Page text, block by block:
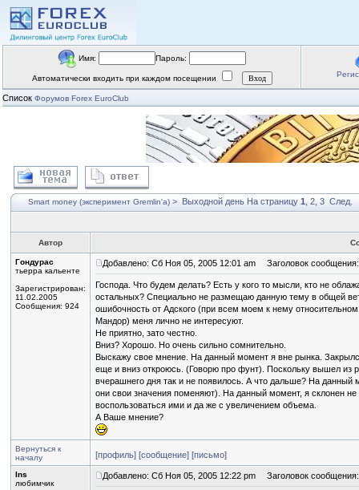
Имя: Пароль:
Автоматически входить при каждом посещении
Список Форумов Forex EuroClub
Smart money (эксперимент Gremlin'a) > Выходной день На страницу 1 2 3 След.
Автор
Гондурас
тьерра кальенте
Зарегистрирован:
11.02.2005
Сообщения: 924
Добавлено: Сб Ноя 05, 2005 12:01 am Заголовок
Господа. Что будем делать? Есть у кого то мысли, кто не
остальных? Специально не размещаю данную тему в общей
ошибочность от Адского (при всем моем к нему
Мандор) меня лично не интересуют.
Не приятно, зато честно.
Вниз? Хорошо. Но очень сильно сомнительно.
Выскажу свое мнение. На данный момент я вне рынка.
еще и вниз откроюсь. (Говорю про фунт). Поскольку вышел из
вчерашнего дня так и не появилось. А что дальше? На данный
они свои значения поменяют). На данный момент, я склонен
воспользоваться ими и да же с увеличением объема.
А Ваше мнение?
Вернуться к
началу
[профиль] [сообщение] [письмо]
Ins
любимчик
Добавлено: Сб Ноя 05, 2005 12:22 pm Заголовок сообщения: